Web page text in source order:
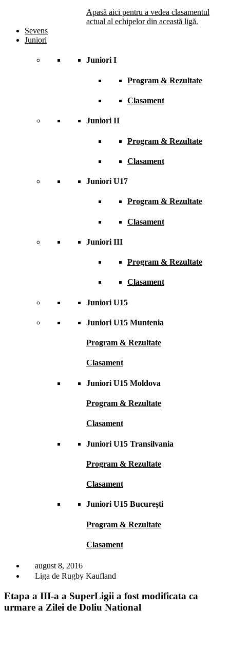
Apasă aici pentru a vedea clasamentul
actual al echipelor din această ligă.
Sevens
Juniori
Juniori I
Program & Rezultate
Clasament
Juniori II
Program & Rezultate
Clasament
Juniori U17
Program & Rezultate
Clasament
Juniori III
Program & Rezultate
Clasament
Juniori U15
Juniori U15 Muntenia
Program & Rezultate
Clasament
Juniori U15 Moldova
Program & Rezultate
Clasament
Juniori U15 Transilvania
Program & Rezultate
Clasament
Juniori U15 București
Program & Rezultate
Clasament
august 8, 2016
Liga de Rugby Kaufland
Etapa a III-a a SuperLigii a fost modificata ca
urmare a Zilei de Doliu National